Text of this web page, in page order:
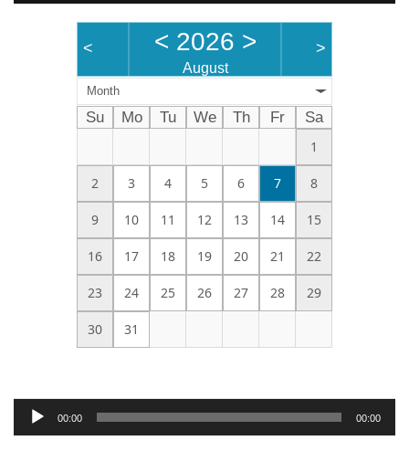
< < 2026 >
August
>
Month
Su Mo Tu We Th Fr
Sa
1
2 3 4 5 6 7 8
9 10 11 12 13 14 15
16 17 18 19 20 21 22
23 24 25 26 27 28 29
30 31
Audio
Player
00:00 00:00